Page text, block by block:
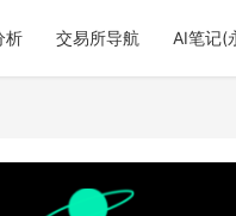
析 交易所导航 AI笔记(